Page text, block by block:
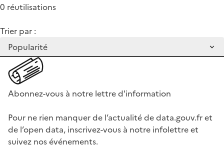
0 réutilisations
Trier par :
Abonnez-vous à notre lettre d'information
Pour ne rien manquer de l’actualité de data.gouv.fr et
de l’open data, inscrivez-vous à notre infolettre et
suivez nos événements.